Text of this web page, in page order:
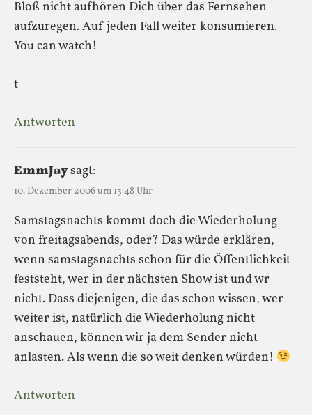
Bloß nicht aufhören Dich über das Fernsehen
aufzuregen. Auf jeden Fall weiter konsumieren.
You can watch!
t
Antworten
EmmJaysagt:
10. Dezember 2006 um 15:48 Uhr
Samstagsnachts kommt doch die Wiederholung
von freitagsabends, oder? Das würde erklären,
wenn samstagsnachts schon für die Öffentlichkeit
feststeht, wer in der nächsten Show ist und wr
nicht. Dass diejenigen, die das schon wissen, wer
weiter ist, natürlich die Wiederholung nicht
anschauen, können wir ja dem Sender nicht
anlasten. Als wenn die so weit denken würden!
Antworten